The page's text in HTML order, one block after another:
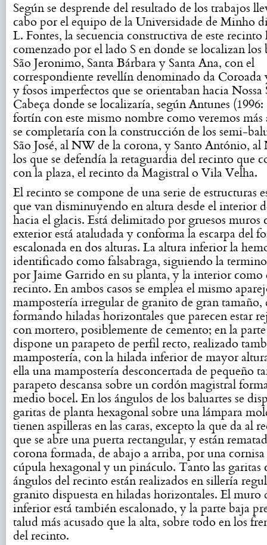
Según se desprende del resultado de los trabajos
cabo por el equipo de la Universidade de Minho
L. Fontes, la secuencia constructiva de este recinto
comenzado por el lado S en donde se localizan los
São Jeronimo, Santa Bárbara y Santa Ana, con el
correspondiente revellín denominado da Coroada
y fosos imperfectos que se orientaban hacia Nossa
Cabeça donde se localizaría, según Antunes
fortín con este mismo nombre como veremos más
se completaría con la construcción de los semi-
São José, al NW de la corona, y Santo António, al
los que se defendía la retaguardia del recinto que
con la plaza, el recinto da Magistral o Vila Velha.
El recinto se compone de una serie de estructuras
que van disminuyendo en altura desde el interior
hacia el glacis. Está delimitado por gruesos muros
exterior está ataludada y conforma la escarpa del
escalonada en dos alturas. La altura inferior la
identificado como falsabraga, siguiendo la
por Jaime Garrido en su planta, y la interior
recinto. En ambos casos se emplea el mismo
mampostería irregular de granito de gran tamaño,
formando hiladas horizontales que parecen estar
con mortero, posiblemente de cemento; en la
dispone un parapeto de perfil recto, realizado
mampostería, con la hilada inferior de mayor
ella una mampostería desconcertada de pequeño
parapeto descansa sobre un cordón magistral
medio bocel. En los ángulos de los baluartes se
garitas de planta hexagonal sobre una lámpara
tienen aspilleras en las caras, excepto la que da al
que se abre una puerta rectangular, y están
corona formada, de abajo a arriba, por una
cúpula hexagonal y un pináculo. Tanto las garitas
ángulos del recinto están realizados en sillería
granito dispuesta en hiladas horizontales. El muro
inferior está también escalonado, y la parte baja
talud más acusado que la alta, sobre todo en los
del recinto.